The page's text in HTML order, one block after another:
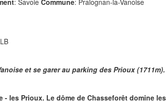
: Savoie Commune: Pralognan-la-Vanoise
et se garer au parking des Prioux (1711m).
- les Prioux. Le dôme de Chasseforêt domine